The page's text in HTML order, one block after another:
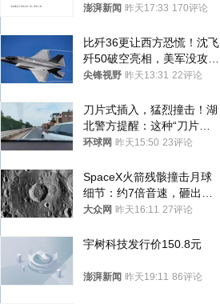
案，两被告人获国赔
澎湃新闻 昨天17:33 170评论
比歼36更让西方恐慌！沈飞
歼50破空亮相，美军没攻克
的技术被拿下
尖锋视野 昨天13:31 22评论
刀片式插入，猛烈撞击！湖
北警方提醒：这种“刀片超
车”，太危险了
环球网 昨天15:50 23评论
SpaceX火箭残骸撞击月球
细节：约7倍音速，砸出直
径约30米撞击坑
大众网 昨天16:11 27评论
宇树科技发行价150.8元
澎湃新闻 昨天19:11 86评论